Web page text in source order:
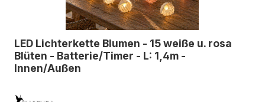
LED Lichterkette Blumen - 15 weiße u. rosa
Blüten - Batterie/Timer - L: 1,4m -
Innen/Außen